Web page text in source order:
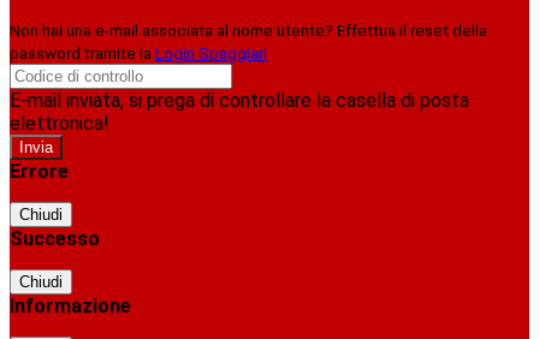
Non hai una e-mail associata al nome utente? Effettua il reset della
password tramite la Login Spaggiari
E-mail inviata, si prega di controllare la casella di posta
elettronica!
Errore
Chiudi
Successo
Chiudi
Informazione